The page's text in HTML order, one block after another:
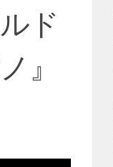
ド
』